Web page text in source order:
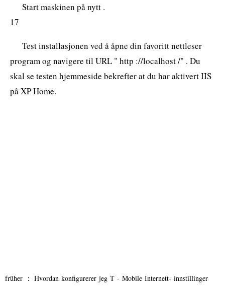
Start maskinen på nytt .
17
Test installasjonen ved å åpne din favoritt nettleser
program og navigere til URL " http ://localhost /" . Du
skal se testen hjemmeside bekrefter at du har aktivert IIS
på XP Home.
früher ： Hvordan konfigurerer jeg T - Mobile Internett- innstillinger